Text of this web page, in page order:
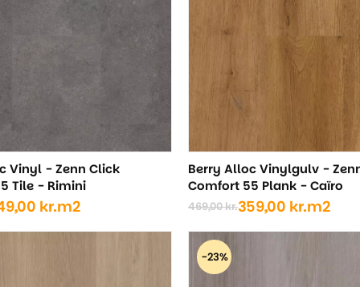
Vinyl - Zenn Click
Tile - Rimini
kr.m2
Berry Alloc Vinylgulv -
Comfort 55 Plank - Caïro
469,00kr.
Den
oprindelige
pris
var:
359,00 kr.
Den
aktuelle
pris
er:
m2
-23%